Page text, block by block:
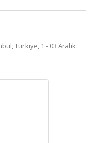
Türkiye, 1 - 03 Aralık